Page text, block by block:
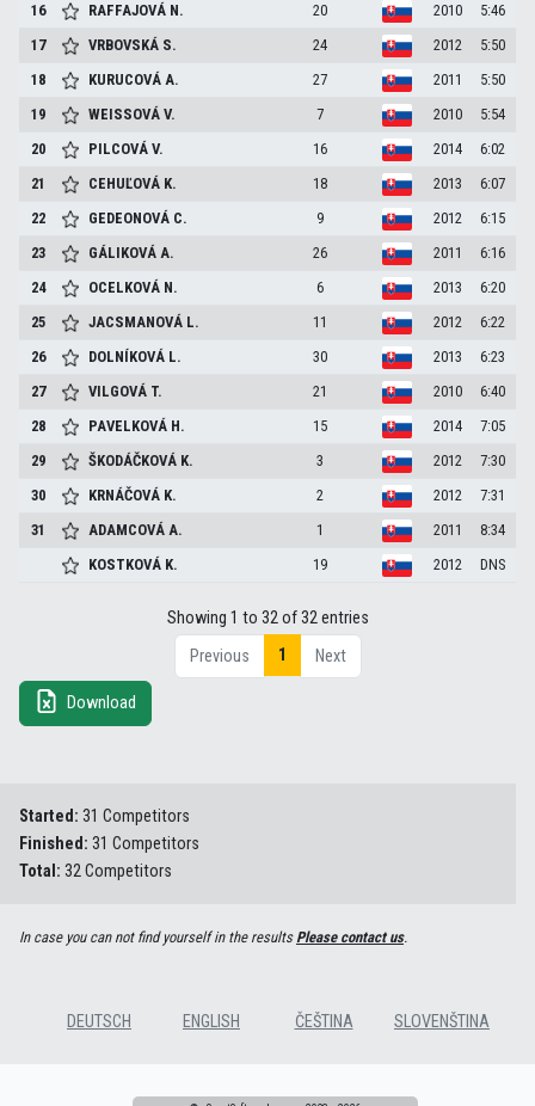
16
RAFFAJOVÁ N. 20 2010
5:46
17
VRBOVSKÁ S. 24 2012
5:50
18
KURUCOVÁA. 27 2011
5:50
19
WEISSOVÁV. 7 2010
5:54
20
PILCOVÁV. 16 2014
6:02
21
CEHUĽOVÁ K. 18 2013
6:07
22
GEDEONOVÁ C. 9 2012
6:15
23
GÁLIKOVÁA. 26 2011
6:16
24
OCELKOVÁ N. 6 2013
6:20
25
JACSMANOVÁ L. 11 2012
6:22
26
DOLNÍKOVÁ L. 30 2013
6:23
27
VILGOVÁ T. 21 2010
6:40
28
PAVELKOVÁ H. 15 2014
7:05
29
ŠKODÁČKOVÁ K. 3 2012
7:30
30
KRNÁČOVÁ K. 2 2012
7:31
31
ADAMCOVÁA. 1 2011
8:34
KOSTKOVÁ K. 19 2012 DNS
Showing 1 to 32 of 32 entries
Previous
1 Next
Download
Started: 31 Competitors
Finished: 31 Competitors
Total: 32 Competitors
In case you can not find yourself in the resultsPlease contact us.
DEUTSCH ENGLISH ČEŠTINA SLOVENŠTINA